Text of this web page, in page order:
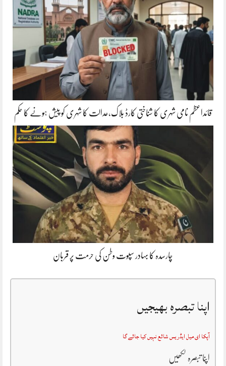
قائداعظم نامی شہری کا شناختی کارڈ بلاک،عدالت کا شہری کو پیش ہونے کا حکم
چارسدہ کا بہادر سپوت وطن کی حرمت پر قربان
اپنا تبصرہ بھیجیں
آپکا ای میل ایڈریس شائع نہیں کیا جائے گا
اپنا تبصرہ لکھیں